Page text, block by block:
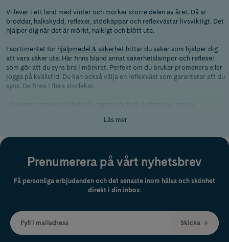
Vi lever i ett land med vinter och mörker större delen av året. Då är
broddar, halkskydd, reflexer, stödkäppar och reflexvästar livsviktigt. Det
hjälper dig när det är mörkt, halkigt och blött ute.
I sortimentet för hjälpmedel & säkerhet hittar du saker som hjälper dig
att vara säker ute. Här finns bland annat säkerhetslampor och reflexer
som gör att du syns bra i mörkret. Perfekt om du brukar promenera eller
jogga på kvällstid. Du kan också välja en reflexväst som garanterar att du
syns. De finns i flera storlekar.
av halkskydd. Om du behöver stöd när du ska gå kan du välja att
Du som känner dig osäker när du vistas utomhus kan ta en titt på
försvarsspray. De är lagliga att använda och irriterar ögonen på den de
används på. Sprayen kan bland annat bli fäst i nyckelknippan för att vara
Läs mer
Prenumerera på vårt nyhetsbrev
Få personliga erbjudanden och det senaste inom hälsa och skönhet
direkt i din inbox.
Fyll i mailadress Skicka